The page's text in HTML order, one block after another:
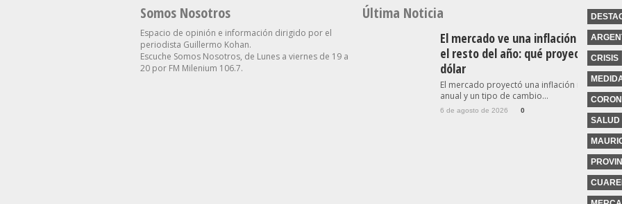
Somos Nosotros
Espacio de opinión e información dirigido por el
periodista Guillermo Kohan.
Escuche Somos Nosotros, de Lunes a viernes de 19 a
20 por FM Milenium 106.7.
Última Noticia
El mercado ve una inflación a la baja
el resto del año: qué proyecta para el
dólar
El mercado proyectó una inflación menor al
anual y un tipo de cambio...
6 de agosto de 2026 0
CRISIS
SALUD